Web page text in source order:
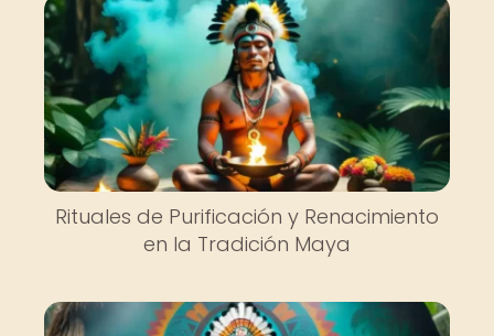
Rituales de Purificación y Renacimiento
en la Tradición Maya